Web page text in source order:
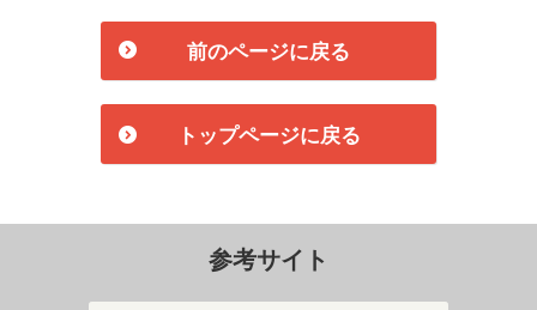
前のページに戻る
トップページに戻る
参考サイト